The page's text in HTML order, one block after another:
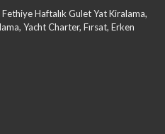
Haftalık Gulet Yat Kiralama,
Yacht Charter, Fırsat, Erken